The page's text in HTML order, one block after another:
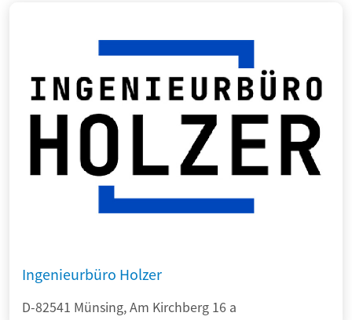
Ingenieurbüro Holzer
D-82541 Münsing, Am Kirchberg 16 a